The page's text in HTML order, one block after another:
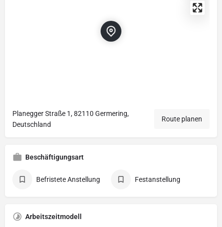
Planegger Straße 1, 82110 Germering,
Deutschland
Route planen
Beschäftigungsart
Befristete Anstellung Festanstellung
Arbeitszeitmodell